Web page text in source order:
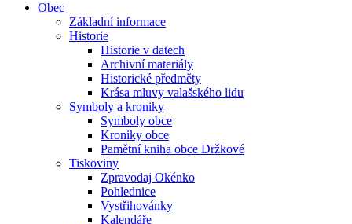
Obec
Základní informace
Historie
Historie v datech
Archivní materiály
Historické předměty
Krása mluvy valašského lidu
Symboly a kroniky
Symboly obce
Kroniky obce
Pamětní kniha obce Držkové
Tiskoviny
Zpravodaj Okénko
Pohlednice
Vystřihovánky
Kalendáře